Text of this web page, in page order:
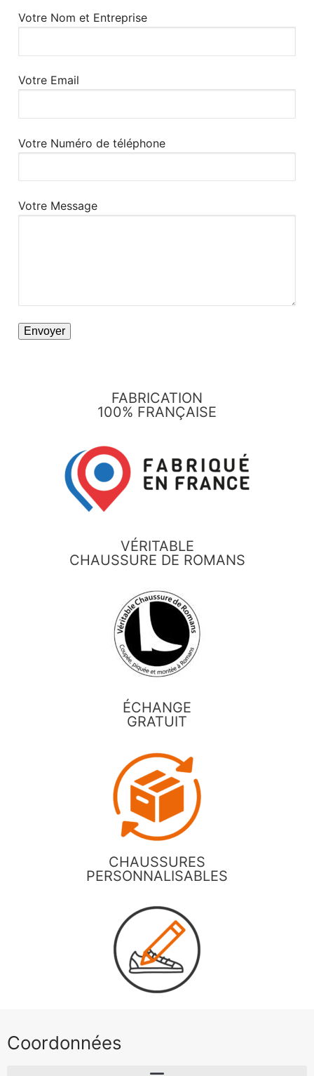
Votre Nom et Entreprise
Votre Email
Votre Numéro de téléphone
Votre Message
FABRICATION
100% FRANÇAISE
VÉRITABLE
CHAUSSURE DE ROMANS
ÉCHANGE
GRATUIT
CHAUSSURES
PERSONNALISABLES
Coordonnées